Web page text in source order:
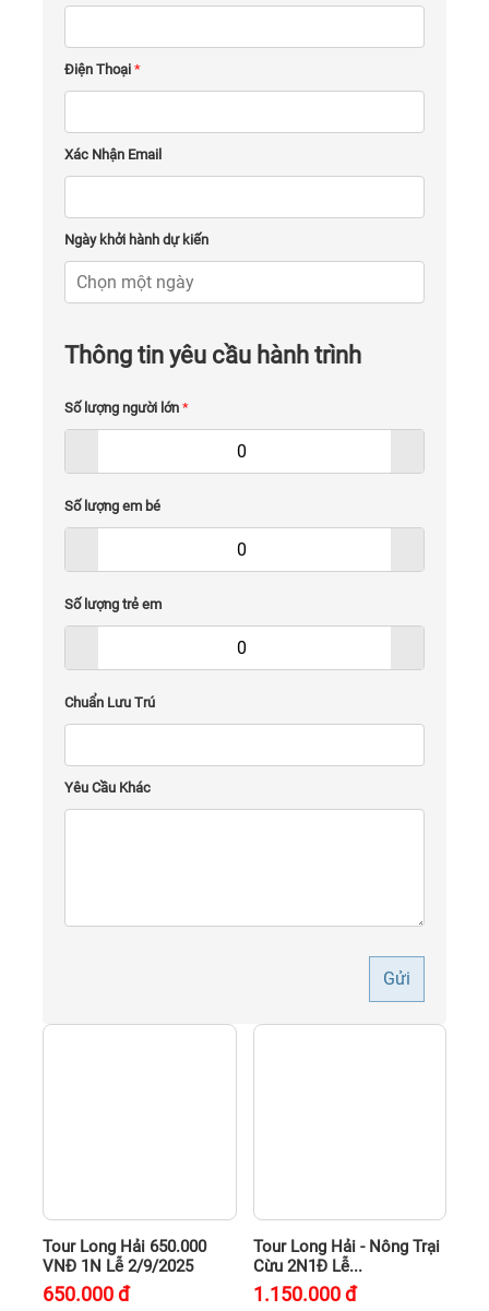
Điện Thoại *
Xác Nhận Email
Ngày khởi hành dự kiến
Thông tin yêu cầu hành trình
Số lượng người lớn *
Số lượng em bé
Số lượng trẻ em
Chuẩn Lưu Trú
Yêu Cầu Khác
Gửi
Tour Long Hải 650.000
VNĐ 1N Lễ 2/9/2025
650.000đ
Tour Long Hải - Nông Trại
Cừu 2N1Đ Lễ...
1.150.000đ